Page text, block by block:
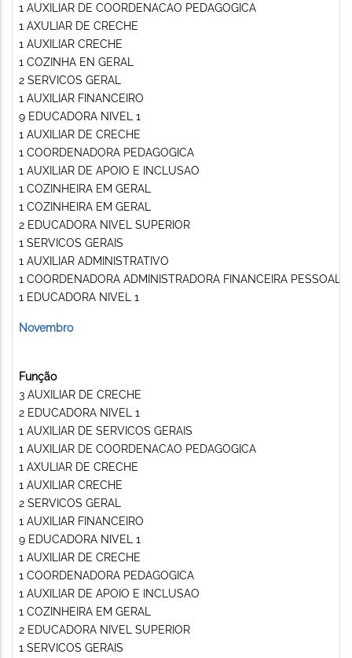
1 AUXILIAR DE COORDENACAO PEDAGOGICA
1 AXULIAR DE CRECHE
1 AUXILIAR CRECHE
1 COZINHA EN GERAL
2 SERVICOS GERAL
1 AUXILIAR FINANCEIRO
9 EDUCADORA NIVEL 1
1 AUXILIAR DE CRECHE
1 COORDENADORA PEDAGOGICA
1 AUXILIAR DE APOIO E INCLUSAO
1 COZINHEIRA EM GERAL
1 COZINHEIRA EM GERAL
2 EDUCADORA NIVEL SUPERIOR
1 SERVICOS GERAIS
1 AUXILIAR ADMINISTRATIVO
1 COORDENADORA ADMINISTRADORA FINANCEIRA PESSOAL
1 EDUCADORA NIVEL 1
Novembro
Função
3 AUXILIAR DE CRECHE
2 EDUCADORA NIVEL 1
1 AUXILIAR DE SERVICOS GERAIS
1 AUXILIAR DE COORDENACAO PEDAGOGICA
1 AXULIAR DE CRECHE
1 AUXILIAR CRECHE
2 SERVICOS GERAL
1 AUXILIAR FINANCEIRO
9 EDUCADORA NIVEL 1
1 AUXILIAR DE CRECHE
1 COORDENADORA PEDAGOGICA
1 AUXILIAR DE APOIO E INCLUSAO
1 COZINHEIRA EM GERAL
2 EDUCADORA NIVEL SUPERIOR
1 SERVICOS GERAIS